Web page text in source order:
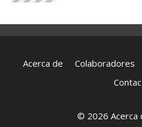
Acerca de Colaboradores
© 2026 Acerca